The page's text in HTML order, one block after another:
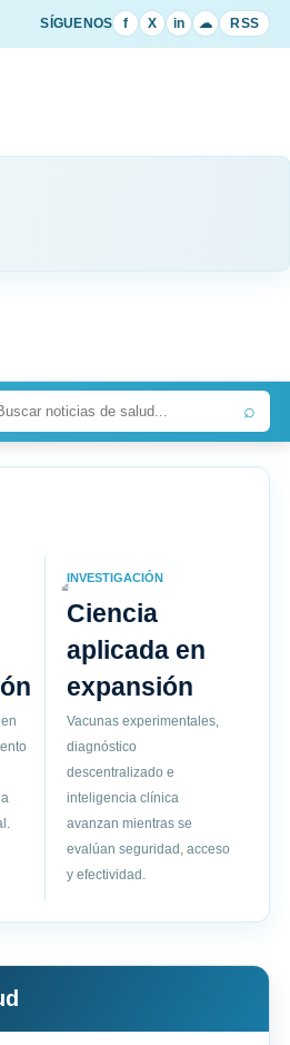
SÍGUENOS f X in ☁ RSS
⌕
INVESTIGACIÓN
Ciencia
aplicada en
expansión
Vacunas experimentales,
diagnóstico
descentralizado e
inteligencia clínica
avanzan mientras se
evalúan seguridad, acceso
y efectividad.